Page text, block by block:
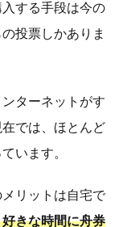
する手段は今の
投票しかありま
ターネットがす
では、ほとんど
います。
リットは自宅で
きな時間に舟券